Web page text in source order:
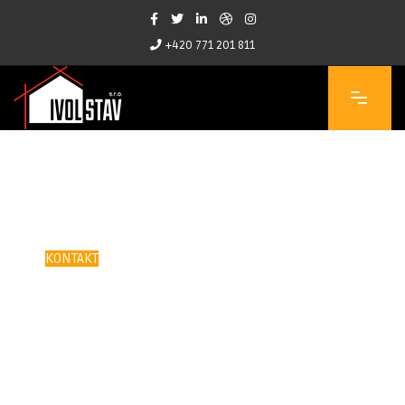
+420 771 201 811
Společnost Ivol Stav s.r.o.
KONTAKT